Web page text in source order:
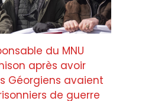
du MNU
après avoir
Géorgiens avaient
de guerre